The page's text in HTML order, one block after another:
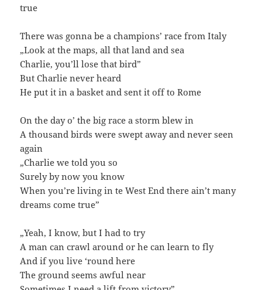
true
There was gonna be a champions’ race from Italy
„Look at the maps, all that land and sea
Charlie, you’ll lose that bird”
But Charlie never heard
He put it in a basket and sent it off to Rome
On the day o’ the big race a storm blew in
A thousand birds were swept away and never seen
again
„Charlie we told you so
Surely by now you know
When you’re living in te West End there ain’t many
dreams come true”
„Yeah, I know, but I had to try
A man can crawl around or he can learn to fly
And if you live ‘round here
The ground seems awful near